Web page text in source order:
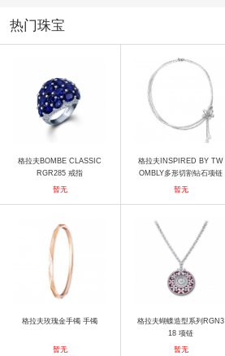
热门珠宝
格拉夫BOMBE CLASSIC
RGR285 戒指
暂无
格拉夫INSPIRED BY TW
OMBLY多形切割钻石项链
项链
暂无
格拉夫玫瑰金手镯 手镯
暂无
格拉夫蝴蝶造型系列RGN3
18 项链
暂无